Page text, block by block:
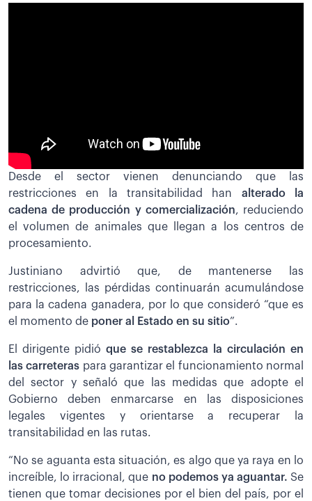
Desde el sector vienen denunciando que las
restricciones en la transitabilidad han alterado la
cadena de producción y comercialización, reduciendo
el volumen de animales que llegan a los centros de
procesamiento.
Justiniano advirtió que, de mantenerse las
restricciones, las pérdidas continuarán acumulándose
para la cadena ganadera, por lo que consideró “que es
el momento de poner al Estado en su sitio”.
El dirigente pidió que se restablezca la circulación en
las carreteras para garantizar el funcionamiento normal
del sector y señaló que las medidas que adopte el
Gobierno deben enmarcarse en las disposiciones
legales vigentes y orientarse a recuperar la
transitabilidad en las rutas.
“No se aguanta esta situación, es algo que ya raya en lo
increíble, lo irracional, que no podemos ya aguantar. Se
tienen que tomar decisiones por el bien del país, por el